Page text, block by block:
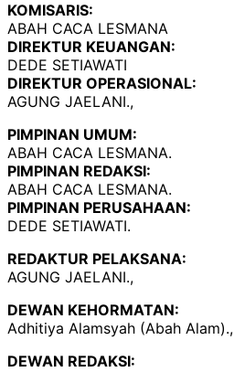
KOMISARIS:
ABAH CACA LESMANA
DIREKTUR KEUANGAN:
DEDE SETIAWATI
DIREKTUR OPERASIONAL:
AGUNG JAELANI.,
PIMPINAN UMUM:
ABAH CACA LESMANA.
PIMPINAN REDAKSI:
ABAH CACA LESMANA.
PIMPINAN PERUSAHAAN:
DEDE SETIAWATI.
REDAKTUR PELAKSANA:
AGUNG JAELANI.,
DEWAN KEHORMATAN:
Adhitiya Alamsyah (Abah Alam).,
DEWAN REDAKSI: